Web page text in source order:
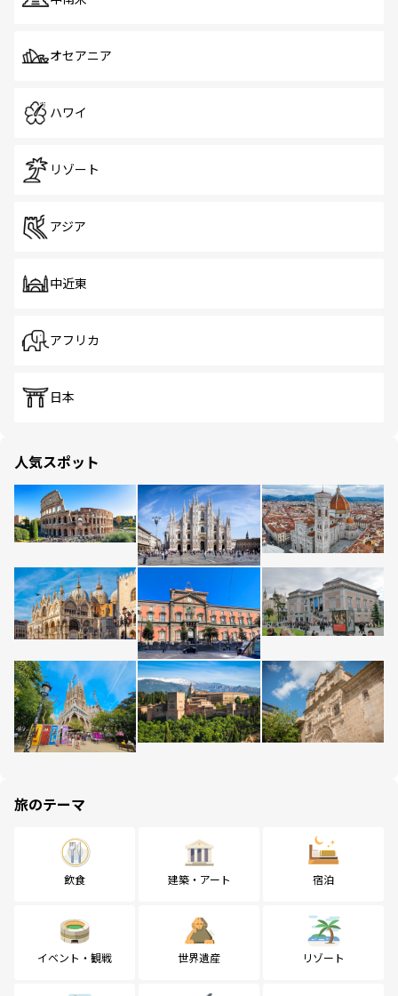
オセアニア
ハワイ
リゾート
アジア
中近東
アフリカ
日本
人気スポット
旅のテーマ
飲食 建築・アート 宿泊
イベント・観戦 世界遺産 リゾート